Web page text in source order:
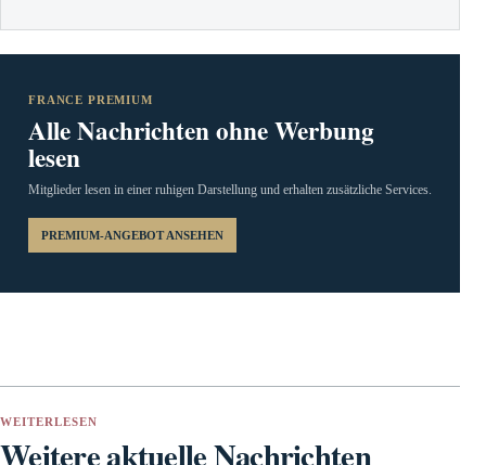
FRANCE PREMIUM
Alle Nachrichten ohne Werbung
lesen
Mitglieder lesen in einer ruhigen Darstellung und erhalten zusätzliche Services.
PREMIUM-ANGEBOT ANSEHEN
WEITERLESEN
Weitere aktuelle Nachrichten